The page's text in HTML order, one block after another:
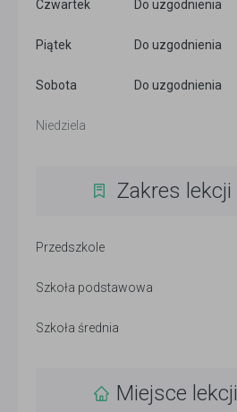
Czwartek Do uzgodnienia
Piątek Do uzgodnienia
Sobota Do uzgodnienia
Niedziela
Zakres lekcji
Przedszkole
Szkoła podstawowa
Szkoła średnia
Miejsce lekcji